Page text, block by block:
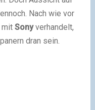
Nach wie vor
mit Sonyverhandelt,
dran sein.